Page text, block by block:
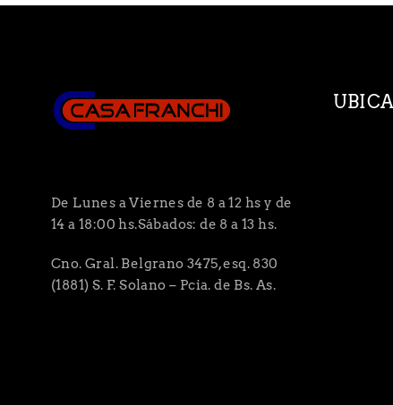
De Lunes a Viernes de 8 a 12 hs y de
14 a 18:00 hs.Sábados: de 8 a 13 hs.
Cno. Gral. Belgrano 3475, esq. 830
(1881) S. F. Solano – Pcia. de Bs. As.